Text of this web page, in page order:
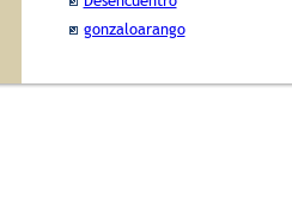
gonzaloarango